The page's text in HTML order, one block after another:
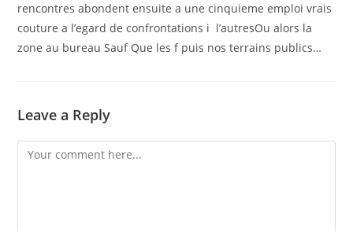
rencontres abondent ensuite a une cinquieme emploi vrais
couture a l’egard de confrontations i l’autresOu alors la
zone au bureau Sauf Que les f puis nos terrains publics…
Leave a Reply
Comment